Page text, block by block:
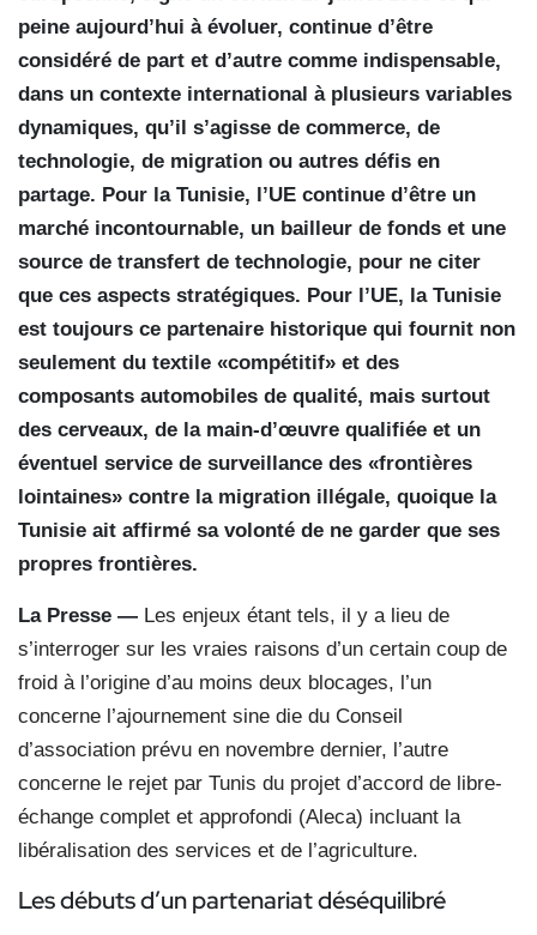
peine aujourd’hui à évoluer, continue d’être
considéré de part et d’autre comme indispensable,
dans un contexte international à plusieurs variables
dynamiques, qu’il s’agisse de commerce, de
technologie, de migration ou autres défis en
partage. Pour la Tunisie, l’UE continue d’être un
marché incontournable, un bailleur de fonds et une
source de transfert de technologie, pour ne citer
que ces aspects stratégiques. Pour l’UE, la Tunisie
est toujours ce partenaire historique qui fournit non
seulement du textile «compétitif» et des
composants automobiles de qualité, mais surtout
des cerveaux, de la main-d’œuvre qualifiée et un
éventuel service de surveillance des «frontières
lointaines» contre la migration illégale, quoique la
Tunisie ait affirmé sa volonté de ne garder que ses
propres frontières.
La Presse — Les enjeux étant tels, il y a lieu de
s’interroger sur les vraies raisons d’un certain coup de
froid à l’origine d’au moins deux blocages, l’un
concerne l’ajournement sine die du Conseil
d’association prévu en novembre dernier, l’autre
concerne le rejet par Tunis du projet d’accord de libre-
échange complet et approfondi (Aleca) incluant la
libéralisation des services et de l’agriculture.
Les débuts d’un partenariat déséquilibré